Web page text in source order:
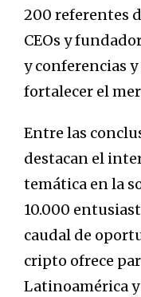
200 referentes
CEOs y
y conferencias
fortalecer el
Entre las
destacan el
temática en la
10.000
caudal de
cripto ofrece
Latinoamérica